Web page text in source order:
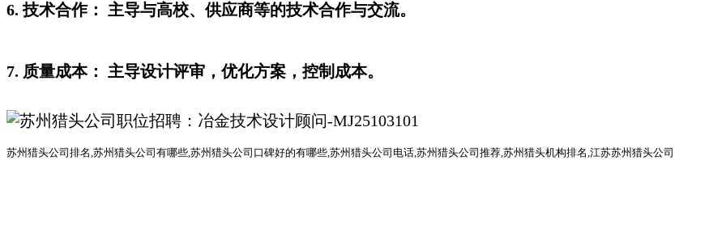
6. 技术合作： 主导与高校、供应商等的技术合作与交流。
7. 质量成本： 主导设计评审，优化方案，控制成本。
苏州猎头公司排名 苏州猎头公司有哪些 ,苏州猎头公司口碑好的有哪些, 苏州猎头公司电话 苏州猎头公司推荐 ,苏州猎头机构排名,江苏苏州猎头公司